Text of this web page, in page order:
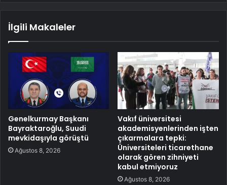
İlgili Makaleler
Genelkurmay Başkanı
Bayraktaroğlu, Suudi
mevkidaşıyla görüştü
Ağustos 8, 2026
Vakıf üniversitesi
akademisyenlerinden işten
çıkarmalara tepki:
Üniversiteleri ticarethane
olarak gören zihniyeti
kabul etmiyoruz
Ağustos 8, 2026